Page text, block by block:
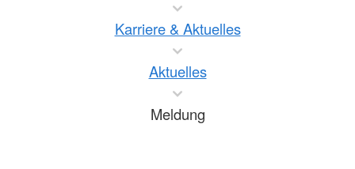
Karriere & Aktuelles
Aktuelles
Meldung